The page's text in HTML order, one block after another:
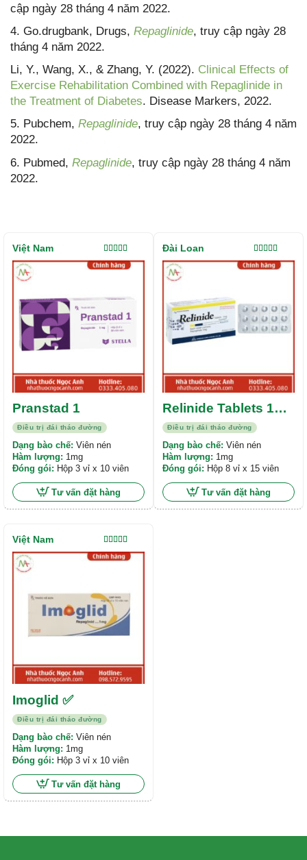
cập ngày 28 tháng 4 năm 2022.
4. Go.drugbank, Drugs, Repaglinide, truy cập ngày 28
tháng 4 năm 2022.
Li, Y., Wang, X., & Zhang, Y. (2022). Clinical Effects of
Exercise Rehabilitation Combined with Repaglinide in
the Treatment of Diabetes. Disease Markers, 2022.
5. Pubchem, Repaglinide, truy cập ngày 28 tháng 4 năm
2022.
6. Pubmed, Repaglinide, truy cập ngày 28 tháng 4 năm
2022.
Điều trị đái tháo đường
Pranstad 1
Được xếp
hạng5.00
Dạng bào chế: Viên nén
Hàm lượng: 1mg
Đóng gói: Hộp 3 vỉ x 10 viên
Tư vấn đặt hàng
Việt Nam
Điều trị đái tháo đường
Relinide Tablets 1mg
“Standard”
Được xếp
hạng5.00
Dạng bào chế: Viên nén
Hàm lượng: 1mg
Đóng gói: Hộp 8 vỉ x 15 viên
Tư vấn đặt hàng
Đài Loan
Điều trị đái tháo đường
Imoglid ✅
Được xếp
hạng5.00
Dạng bào chế: Viên nén
Hàm lượng: 1mg
Đóng gói: Hộp 3 vỉ x 10 viên
Tư vấn đặt hàng
Việt Nam